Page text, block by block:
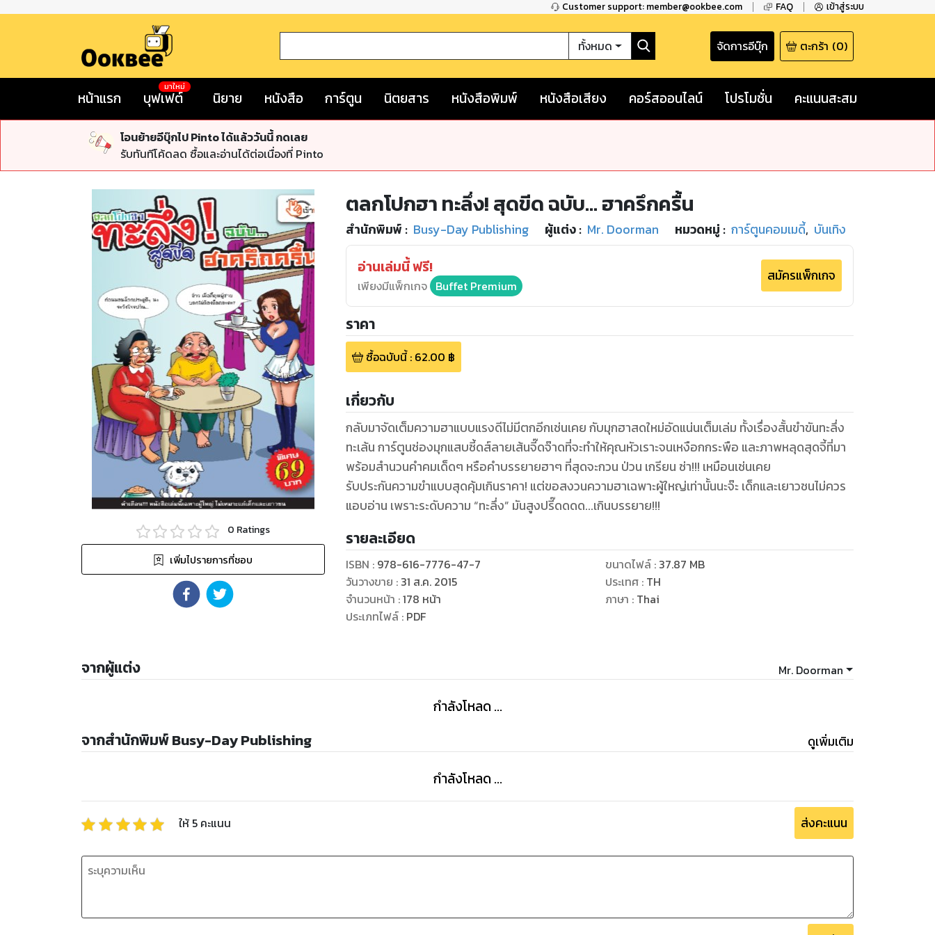
Customer support: member@ookbee.com FAQ เข้าสู่ระบบ
ทั้งหมด จัดการอีบุ๊ก ตะกร้า (0)
หน้าแรก บุฟเฟต์
มาใหม่
นิยาย หนังสือ การ์ตูน นิตยสาร หนังสือพิมพ์ หนังสือเสียง คอร์สออนไลน์ โปรโมชั่น คะแนนสะสม
โอนย้ายอีบุ๊กไป Pinto ได้แล้ววันนี้ กดเลย
รับทันทีโค้ดลด ซื้อและอ่านได้ต่อเนื่องที่ Pinto
0 Ratings
เพิ่มไปรายการที่ชอบ
ตลกโปกฮา ทะลึ่ง! สุดขีด ฉบับ... ฮาครึกครื้น
สำนักพิมพ์ : Busy-Day Publishing ผู้แต่ง : Mr. Doorman หมวดหมู่ : การ์ตูนคอมเมดี้, บันเทิง
อ่านเล่มนี้ ฟรี!
เพียงมีแพ็กเกจ Buffet Premium
สมัครแพ็กเกจ
ราคา
ซื้อฉบับนี้: 62.00 ฿
เกี่ยวกับ
กลับมาจัดเต็มความฮาแบบแรงดีไม่มีตกอีกเช่นเคย กับมุกฮาสดใหม่อัดแน่นเต็มเล่ม ทั้งเรื่องสั้นขำขันทะลึ่ง
ทะเล้น การ์ตูนช่องมุกแสบซี้ดส์ลายเส้นจี๊ดจ๊าดที่จะทำให้คุณหัวเราะจนเหงือกกระพือ และภาพหลุดสุดจี้ที่มา
พร้อมสำนวนคำคมเด็ดๆ หรือคำบรรยายฮาๆ ที่สุดจะกวน ป่วน เกรียน ซ่า!!! เหมือนเช่นเคย
รับประกันความขำแบบสุดคุ้มเกินราคา! แต่ขอสงวนความฮาเฉพาะผู้ใหญ่เท่านั้นนะจ๊ะ เด็กและเยาวชนไม่ควร
แอบอ่าน เพราะระดับความ “ทะลึ่ง” มันสูงปรี๊ดดดด...เกินบรรยาย!!!
รายละเอียด
ISBN : 978-616-7776-47-7
วันวางขาย : 31 ส.ค. 2015
จำนวนหน้า :178 หน้า
ประเภทไฟล์: PDF
ขนาดไฟล์: 37.87 MB
ประเทศ : TH
ภาษา : Thai
จากผู้แต่ง Mr. Doorman
กำลังโหลด ...
จากสำนักพิมพ์ Busy-Day Publishing ดูเพิ่มเติม
กำลังโหลด ...
ให้ 5 คะแนน ส่งคะแนน